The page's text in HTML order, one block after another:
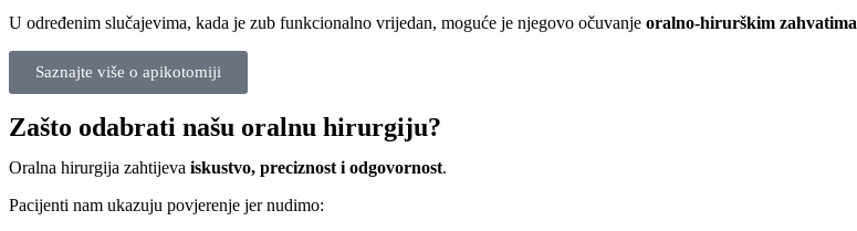
U određenim slučajevima, kada je zub funkcionalno vrijedan, moguće je njegovo očuvanje oralno-hirurškim zahvatima
Saznajte više o apikotomiji
Zašto odabrati našu oralnu hirurgiju?
Oralna hirurgija zahtijeva iskustvo, preciznost i odgovornost.
Pacijenti nam ukazuju povjerenje jer nudimo: